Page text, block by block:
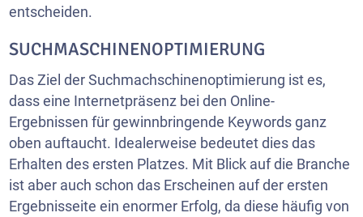
entscheiden.
SUCHMASCHINENOPTIMIERUNG
Das Ziel der Suchmachschinenoptimierung ist es,
dass eine Internetpräsenz bei den Online-
Ergebnissen für gewinnbringende Keywords ganz
oben auftaucht. Idealerweise bedeutet dies das
Erhalten des ersten Platzes. Mit Blick auf die Branche
ist aber auch schon das Erscheinen auf der ersten
Ergebnisseite ein enormer Erfolg, da diese häufig von